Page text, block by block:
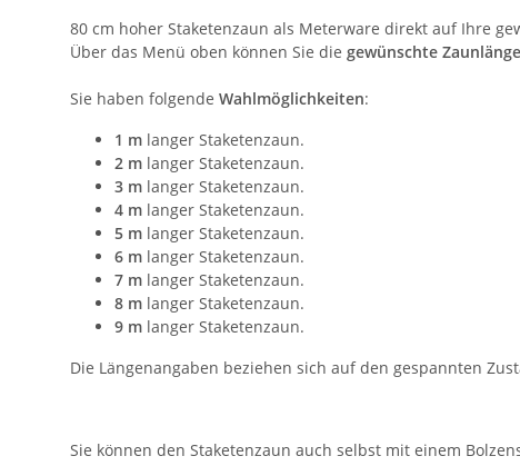
80 cm hoher Staketenzaun als Meterware direkt auf Ihre
Über das Menü oben können Sie die gewünschte
Sie haben folgende Wahlmöglichkeiten:
1 m langer Staketenzaun.
2 m langer Staketenzaun.
3 m langer Staketenzaun.
4 m langer Staketenzaun.
5 m langer Staketenzaun.
6 m langer Staketenzaun.
7 m langer Staketenzaun.
8 m langer Staketenzaun.
9 m langer Staketenzaun.
Die Längenangaben beziehen sich auf den gespannten
Sie können den Staketenzaun auch selbst mit einem